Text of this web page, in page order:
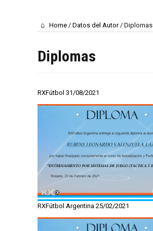
Home / Datos del Autor / Diplomas
Diplomas
RXFútbol 31/08/2021
RXFútbol Argentina 25/02/2021